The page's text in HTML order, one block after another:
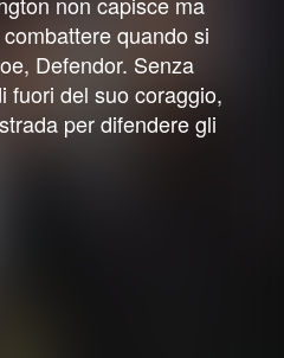
quando si
Defendor. Senza
fuori del suo coraggio,
per difendere gli